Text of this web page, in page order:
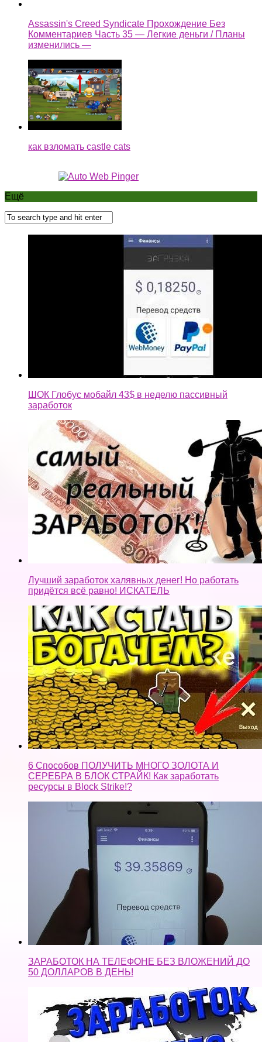
Assassin's Creed Syndicate Прохождение Без
Комментариев Часть 35 — Легкие деньги / Планы
изменились —
как взломать castle cats
Ещё
ШОК Глобус мобайл 43$ в неделю пассивный
заработок
Лучший заработок халявных денег! Но работать
придётся всё равно! ИСКАТЕЛЬ
6 Способов ПОЛУЧИТЬ МНОГО ЗОЛОТА И
СЕРЕБРА В БЛОК СТРАЙК! Как заработать
ресурсы в Block Strike!?
ЗАРАБОТОК НА ТЕЛЕФОНЕ БЕЗ ВЛОЖЕНИЙ ДО
50 ДОЛЛАРОВ В ДЕНЬ!